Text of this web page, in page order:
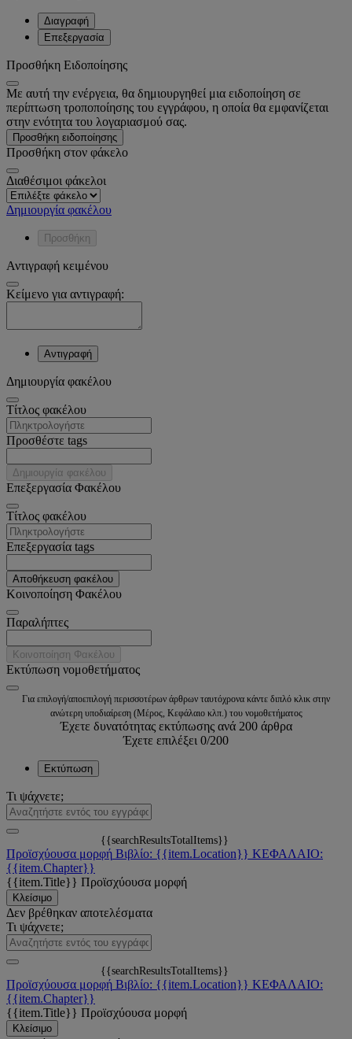
Διαγραφή
Επεξεργασία
Προσθήκη Ειδοποίησης
Με αυτή την ενέργεια, θα δημιουργηθεί μια ειδοποίηση σε
περίπτωση τροποποίησης του εγγράφου, η οποία θα εμφανίζεται
στην ενότητα του λογαριασμού σας.
Προσθήκη ειδοποίησης
Προσθήκη στον φάκελο
Διαθέσιμοι φάκελοι
Δημιουργία φακέλου
Προσθήκη
Αντιγραφή κειμένου
Κείμενο για αντιγραφή:
Αντιγραφή
Δημιουργία φακέλου
Tίτλος φακέλου
Προσθέστε tags
Δημιουργία φακέλου
Επεξεργασία Φακέλου
Tίτλος φακέλου
Επεξεργασία tags
Αποθήκευση φακέλου
Κοινοποίηση Φακέλου
Παραλήπτες
Κοινοποίηση Φακέλου
Εκτύπωση νομοθετήματος
Για επιλογή/αποεπιλογή περισσοτέρων άρθρων ταυτόχρονα κάντε διπλό κλικ στην
ανώτερη υποδιαίρεση (Μέρος, Κεφάλαιο κλπ.) του νομοθετήματος
Έχετε δυνατότητας εκτύπωσης ανά 200 άρθρα
Έχετε επιλέξει 0/200
Εκτύπωση
Τι ψάχνετε;
{{searchResultsTotalItems}}
Προϊσχύουσα μορφή Βιβλίο: {{item.Location}} ΚΕΦΑΛΑΙΟ:
{{item.Chapter}}
{{item.Title}} Προϊσχύουσα μορφή
Κλείσιμο
Δεν βρέθηκαν αποτελέσματα
Τι ψάχνετε;
{{searchResultsTotalItems}}
Προϊσχύουσα μορφή Βιβλίο: {{item.Location}} ΚΕΦΑΛΑΙΟ:
{{item.Chapter}}
{{item.Title}} Προϊσχύουσα μορφή
Κλείσιμο